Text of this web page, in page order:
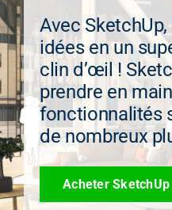
Avec
idées en un
clin d’œil !
prendre en
fonctionnalités
de nombreux
Acheter SketchUp